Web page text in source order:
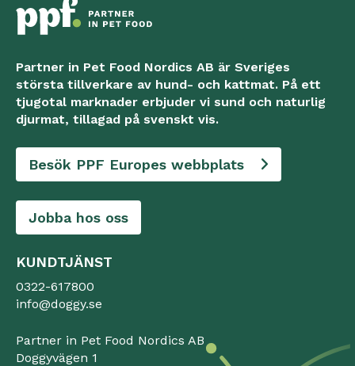
Partner in Pet Food Nordics AB är Sveriges
största tillverkare av hund- och kattmat. På ett
tjugotal marknader erbjuder vi sund och naturlig
djurmat, tillagad på svenskt vis.
Besök PPF Europes webbplats
Jobba hos oss
KUNDTJÄNST
0322-617800
info@doggy.se
Partner in Pet Food Nordics AB
Doggyvägen 1